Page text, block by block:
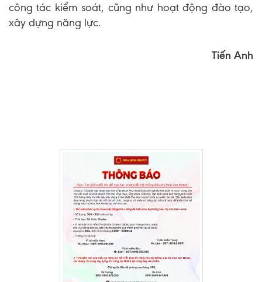
công tác kiểm soát, cũng như hoạt động đào tạo,
xây dựng năng lực.
Tiến Anh